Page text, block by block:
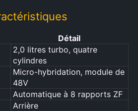
Détail
2,0 litres turbo, quatre
cylindres
Micro-hybridation, module de
48V
Automatique à 8 rapports ZF
Arrière